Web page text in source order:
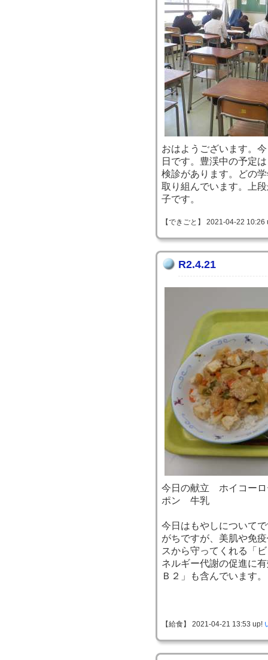
おはようございます。
日です。豊渓中の予定
検診があります。どの
取り組んでいます。上
子です。
【できごと】 2021-04-22
R2.4.21
今日の献立 ホイコー
ポン 牛乳
今日はもやしについて
がちですが、美肌や免
スから守ってくれる「
ネルギー代謝の促進に
Ｂ２」も含んでいます。
【給食】 2021-04-21 13:53 up!